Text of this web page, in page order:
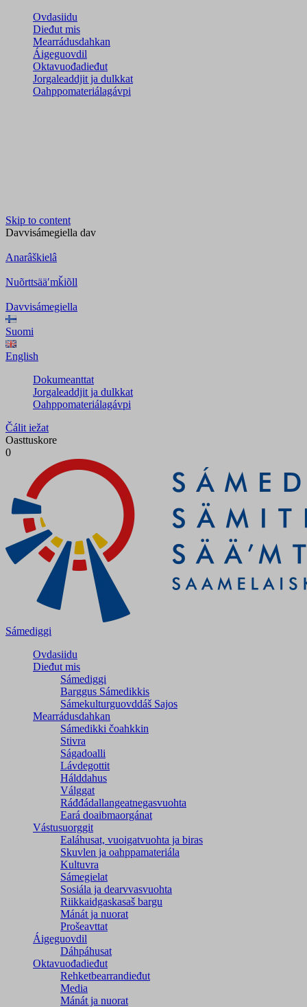
Ovdasiidu
Dieđut mis
Mearrádusdahkan
Áigeguovdil
Oktavuođadieđut
Jorgaleaddjit ja dulkkat
Oahppomateriálagávpi
Skip to content
Davvisámegiella dav
Anarâškielâ
Nuõrttsääʹmǩiõll
Davvisámegiella
Suomi
English
Dokumeanttat
Jorgaleaddjit ja dulkkat
Oahppomateriálagávpi
Čálit iežat
Oasttuskore
0
Sámediggi
Ovdasiidu
Dieđut mis
Sámediggi
Barggus Sámedikkis
Sámekulturguovddáš Sajos
Mearrádusdahkan
Sámedikki čoahkkin
Stivra
Ságadoalli
Lávdegottit
Hálddahus
Válggat
Ráđđádallangeatnegas­vuohta
Eará doaibmaorgánat
Vástusuorggit
Ealáhusat, vuoigatvuohta ja biras
Skuvlen ja oahppamateriála
Kultuvra
Sámegielat
Sosiála ja dearvvasvuohta
Riikkaidgaskasaš bargu
Mánát ja nuorat
Prošeavttat
Áigeguovdil
Dáhpáhusat
Oktavuođadieđut
Rehketbearrandieđut
Media
Mánát ja nuorat